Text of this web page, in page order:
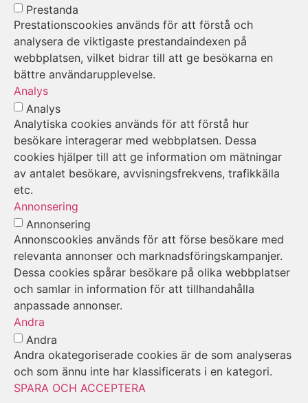
Prestanda
Prestationscookies används för att förstå och
analysera de viktigaste prestandaindexen på
webbplatsen, vilket bidrar till att ge besökarna en
bättre användarupplevelse.
Analys
Analys
Analytiska cookies används för att förstå hur
besökare interagerar med webbplatsen. Dessa
cookies hjälper till att ge information om mätningar
av antalet besökare, avvisningsfrekvens, trafikkälla
etc.
Annonsering
Annonsering
Annonscookies används för att förse besökare med
relevanta annonser och marknadsföringskampanjer.
Dessa cookies spårar besökare på olika webbplatser
och samlar in information för att tillhandahålla
anpassade annonser.
Andra
Andra
Andra okategoriserade cookies är de som analyseras
och som ännu inte har klassificerats i en kategori.
SPARA OCH ACCEPTERA